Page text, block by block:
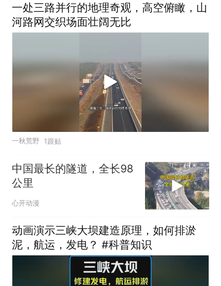
一处三路并行的地理奇观，高空俯瞰，山
河路网交织场面壮阔无比
一秋荒野 1跟贴
中国最长的隧道，全长98
公里
心开动漫
动画演示三峡大坝建造原理，如何排淤
泥，航运，发电？ #科普知识